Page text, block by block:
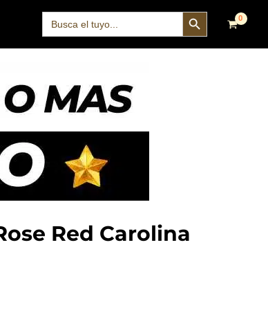
Search
for:
SEARCH BUTTON
Red Carolina